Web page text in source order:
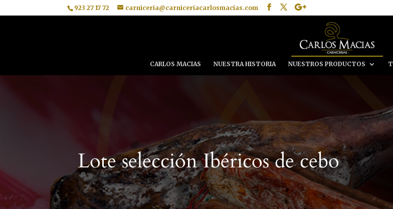
923 27 17 72 carniceria@carniceriacarlosmacias.com
CARLOS MACIAS NUESTRA HISTORIA NUESTROS PRODUCTOS
Lote selección Ibéricos de cebo